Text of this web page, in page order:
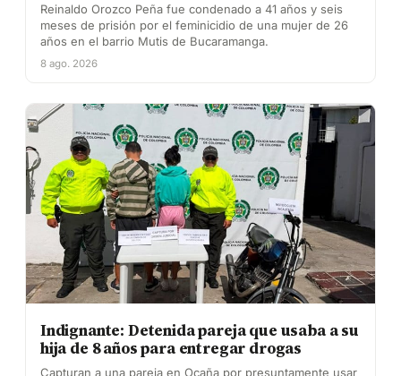
Reinaldo Orozco Peña fue condenado a 41 años y seis
meses de prisión por el feminicidio de una mujer de 26
años en el barrio Mutis de Bucaramanga.
8 ago. 2026
Indignante: Detenida pareja que usaba a su
hija de 8 años para entregar drogas
Capturan a una pareja en Ocaña por presuntamente usar